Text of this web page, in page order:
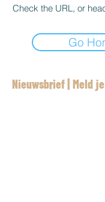
Check the URL, or
Go
Nieuwsbrief | Meld